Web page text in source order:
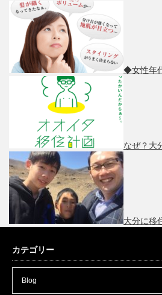
◆女性年
なぜ？大
大分に移
カテゴリー
Blog